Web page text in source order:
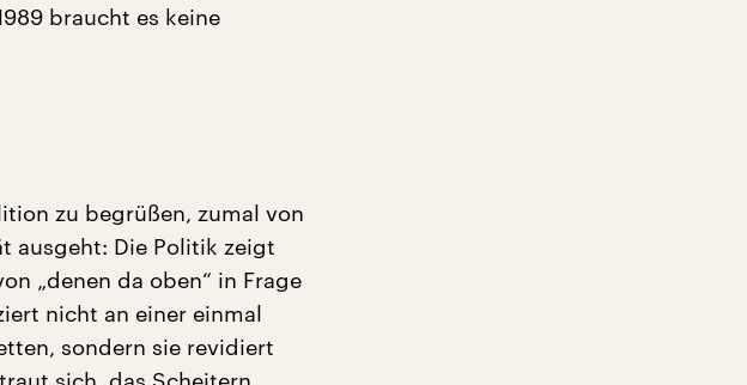
braucht es keine
zu begrüßen, zumal von
ausgeht: Die Politik zeigt
„denen da oben“ in Frage
nicht an einer einmal
sondern sie revidiert